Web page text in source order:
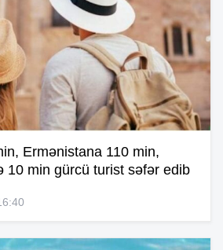
Ermənistana 110 min,
10 min gürcü turist səfər edib